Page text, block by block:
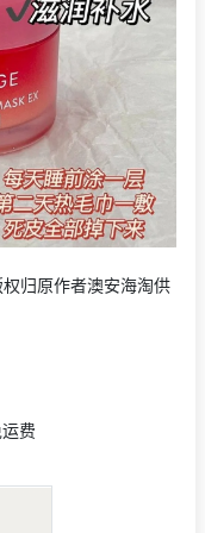
归原作者澳安海淘供
费